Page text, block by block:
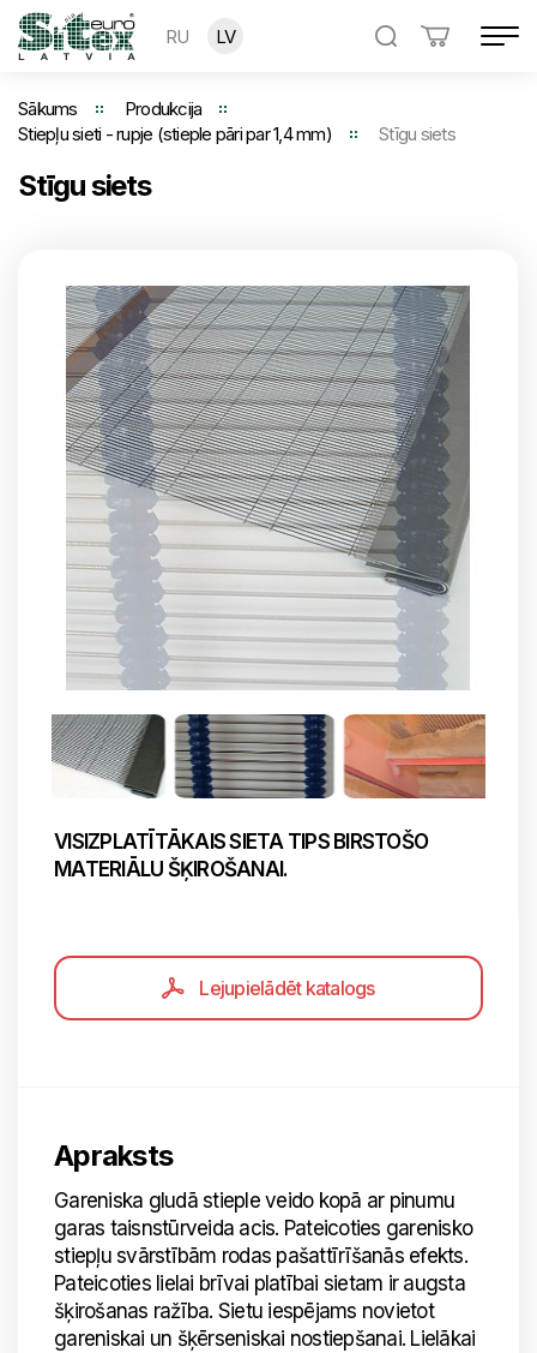
RU LV
Sākums
Produkcija
Stiepļu sieti - rupje (stieple pāri par 1,4 mm)
Stīgu siets
Stīgu siets
VISIZPLATĪTĀKAIS SIETA TIPS BIRSTOŠO
MATERIĀLU ŠĶIROŠANAI.
Lejupielādēt katalogs
Apraksts
Gareniska gludā stieple veido kopā ar pinumu
garas taisnstūrveida acis. Pateicoties garenisko
stiepļu svārstībām rodas pašattīrīšanās efekts.
Pateicoties lielai brīvai platībai sietam ir augsta
šķirošanas ražība. Sietu iespējams novietot
gareniskai un šķērseniskai nostiepšanai. Lielākai